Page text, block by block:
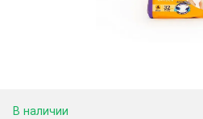
В наличии